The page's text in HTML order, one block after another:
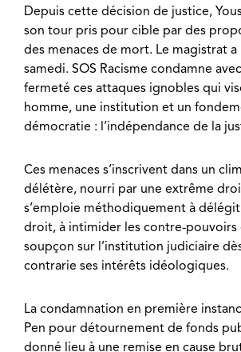
Depuis cette décision de justice,
son tour pris pour cible par des
des menaces de mort. Le magistrat
samedi. SOS Racisme condamne
fermeté ces attaques ignobles qui
homme, une institution et un
démocratie : l’indépendance de la
Ces menaces s’inscrivent dans un
délétère, nourri par une extrême
s’emploie méthodiquement à
droit, à intimider les contre-pouvoirs
soupçon sur l’institution judiciaire
contrarie ses intérêts idéologiques.
La condamnation en première
Pen pour détournement de fonds
donné lieu à une remise en cause